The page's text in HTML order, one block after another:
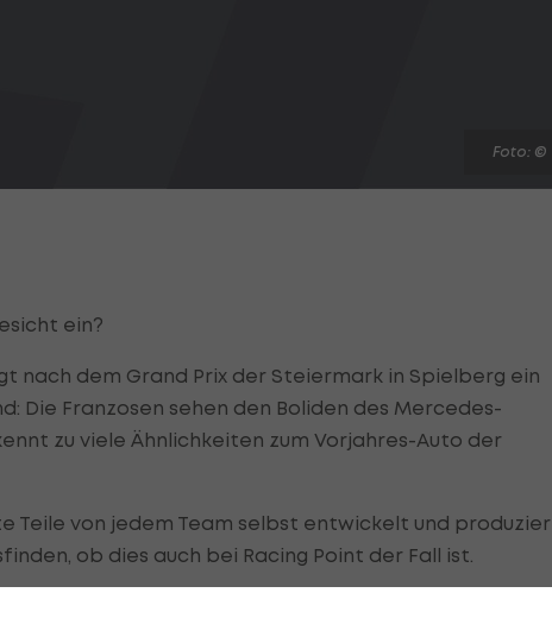
Foto: ©
ein?
nach dem Grand Prix der Steiermark in Spielberg ein
Die Franzosen sehen den Boliden des Mercedes-
zu viele Ähnlichkeiten zum Vorjahres-Auto der
Teile von jedem Team selbst entwickelt und
ob dies auch bei Racing Point der Fall ist.
neuen Racing Point und dem alten Mercedes fielen